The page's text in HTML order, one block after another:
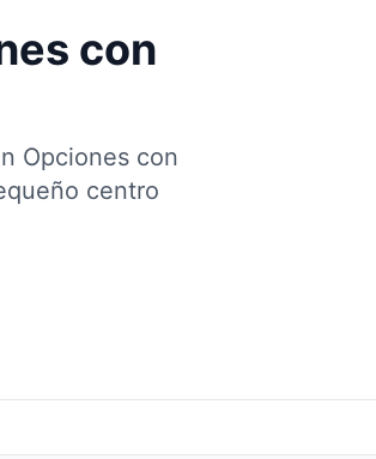
con
Opciones con
centro